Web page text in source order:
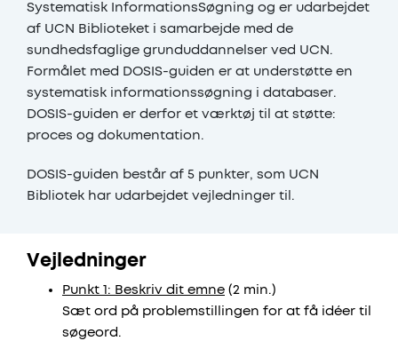
Systematisk InformationsSøgning og er udarbejdet
af UCN Biblioteket i samarbejde med de
sundhedsfaglige grunduddannelser ved UCN.
Formålet med DOSIS-guiden er at understøtte en
systematisk informationssøgning i databaser.
DOSIS-guiden er derfor et værktøj til at støtte:
proces og dokumentation.
DOSIS-guiden består af 5 punkter, som UCN
Bibliotek har udarbejdet vejledninger til.
Vejledninger
Punkt 1: Beskriv dit emne (2 min.)
Sæt ord på problemstillingen for at få idéer til
søgeord.